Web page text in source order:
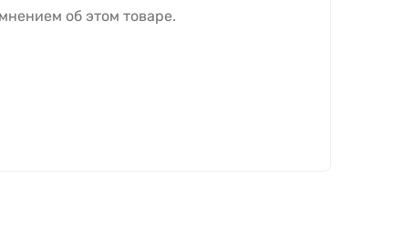
об этом товаре.